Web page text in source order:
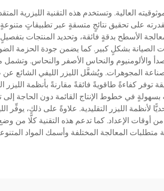
العالية. وتستخدم هذه التقنية الليزرية
على تحقيق نتائجٍ متسقةٍ عبر تطبيقاتٍ
الأسطح بدقةٍ فائقة، وتحديد المنتجات بتفصيلٍ
الصيانة بشكلٍ كبير. كما يضمن جودة الحزمة
والألومنيوم والنحاس الأصفر والنحاس.
وصناعة المجوهرات. ويُشغَّل الليزر الليفي
كفاءةً طاقويةً فائقةً مقارنةً بأنظمة الليزر
في خطوط الإنتاج القائمة دون الحاجة
الليزر التقليدية. علاوةً على ذلك، يوفِّر